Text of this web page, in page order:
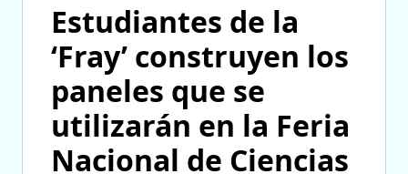
Estudiantes de la
‘Fray’ construyen los
paneles que se
utilizarán en la Feria
Nacional de Ciencias